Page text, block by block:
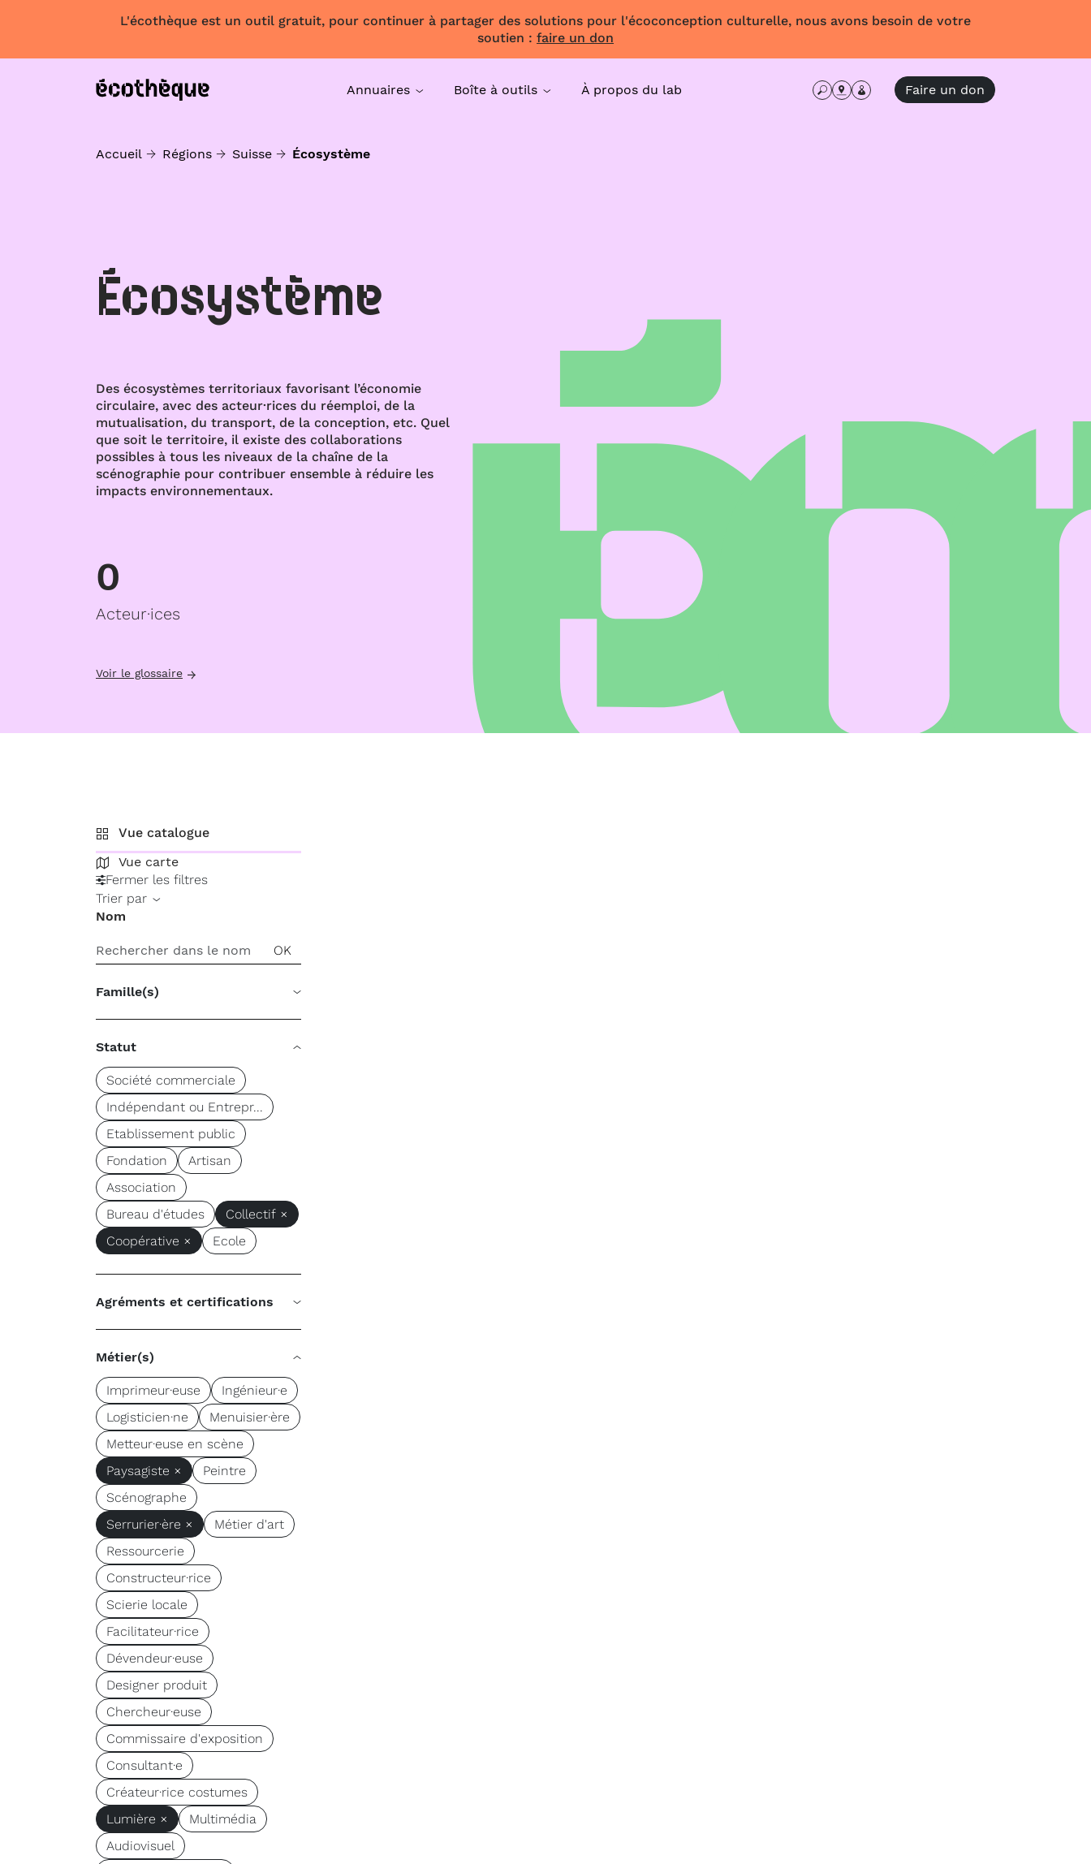
L'écothèque est un outil gratuit, pour continuer à partager des solutions pour l'écoconception culturelle, nous avons besoin de votre
soutien : faire un don
Annuaires Boîte à outils À propos du lab Faire un don
Accueil Régions Suisse Écosystème
Écosystème
Des écosystèmes territoriaux favorisant l’économie
circulaire, avec des acteur·rices du réemploi, de la
mutualisation, du transport, de la conception, etc. Quel
que soit le territoire, il existe des collaborations
possibles à tous les niveaux de la chaîne de la
scénographie pour contribuer ensemble à réduire les
impacts environnementaux.
0
Acteur·ices
Voir le glossaire
Vue catalogue
Vue carte
Fermer les filtres
Trier par
Nom
Famille(s)
Statut
Société commerciale
Indépendant ou Entrepr...
Etablissement public
Fondation
Artisan
Association
Bureau d'études
Collectif ×
Coopérative ×
Ecole
Agréments et certifications
Métier(s)
Imprimeur·euse
Ingénieur·e
Logisticien·ne
Menuisier·ère
Metteur·euse en scène
Paysagiste ×
Peintre
Scénographe
Serrurier·ère ×
Métier d'art
Ressourcerie
Constructeur·rice
Scierie locale
Facilitateur·rice
Dévendeur·euse
Designer produit
Chercheur·euse
Commissaire d'exposition
Consultant·e
Créateur·rice costumes
Lumière ×
Multimédia
Audiovisuel